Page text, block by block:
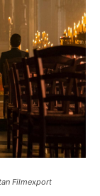
Filmexport